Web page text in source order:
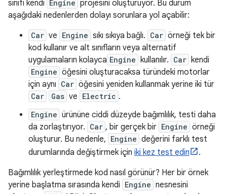
sınıfı kendi Engine projesini oluşturuyor. Bu durum
aşağıdaki nedenlerden dolayı sorunlara yol açabilir:
Car ve Engine sıkı sıkıya bağlı. Car örneği tek bir
kod kullanır ve alt sınıfların veya alternatif
uygulamaların kolayca Engine kullanılır. Car kendi
Engine öğesini oluşturacaksa türündeki motorlar
için aynı Car öğesini yeniden kullanmak yerine iki tür
Car Gas ve Electric .
Engine ürününe ciddi düzeyde bağımlılık, testi daha
da zorlaştırıyor. Car , bir gerçek bir Engine örneği
oluşturur. Bu nedenle, Engine değerini farklı test
durumlarında değiştirmek için iki kez test edin
.
Bağımlılık yerleştirmede kod nasıl görünür? Her bir örnek
yerine başlatma sırasında kendi Engine nesnesini